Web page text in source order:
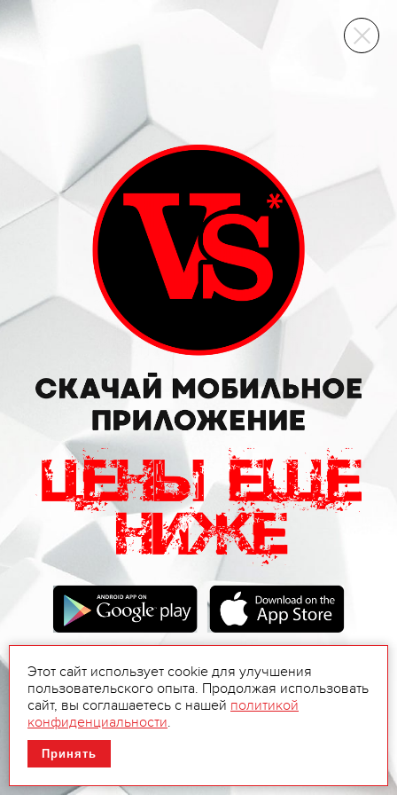
ВИННЫЙ СКЛАД
Этот сайт использует cookie для улучшения
пользовательского опыта. Продолжая использовать
сайт, вы соглашаетесь с нашей политикой
конфиденциальности.
Принять